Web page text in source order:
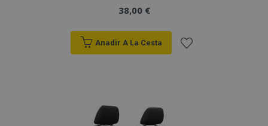
38,00 €
Anadir A La Cesta